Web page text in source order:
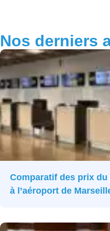
Nos derniers
Comparatif des prix
à l’aéroport de